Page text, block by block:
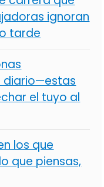
ignoran
tarde
diario—estas
el tuyo al
los que
que piensas,